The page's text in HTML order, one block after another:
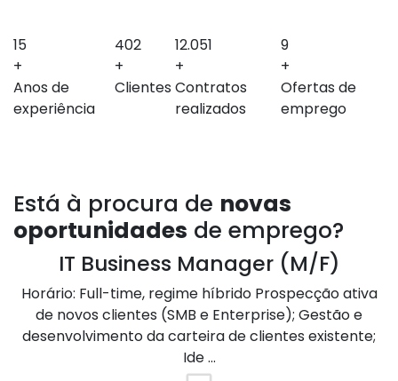
17
+
Anos de
experiência
449
+
Clientes
13.441
+
Contratos
realizados
9
+
Ofertas de
emprego
Está à procura de novas
oportunidades de emprego?
IT Business Manager (M/F)
Horário: Full-time, regime híbrido Prospecção ativa
de novos clientes (SMB e Enterprise); Gestão e
desenvolvimento da carteira de clientes existente;
Ide ...